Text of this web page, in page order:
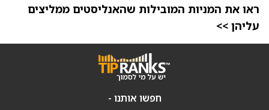
ראו את המניות המובילות שהאנליסטים ממליצים
עליהן >>
חפשו אותנו -